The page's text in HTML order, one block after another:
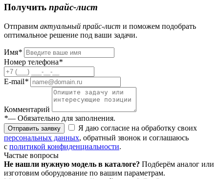
Получить прайс-лист
Отправим актуальный прайс-лист и поможем подобрать
оптимальное решение под ваши задачи.
Имя*
Номер телефона*
E-mail*
Комментарий
*— Обязательно для заполнения.
Отправить заявку
Я даю согласие на обработку своих
персональных данных, обратный звонок и соглашаюсь
с политикой конфиденциальности.
Частые вопросы
Не нашли нужную модель в каталоге? Подберём аналог или
изготовим оборудование по вашим параметрам.